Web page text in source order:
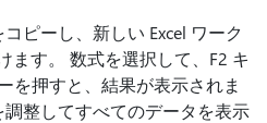
ピーし、新しい Excel ワーク
ます。 数式を選択して、F2 キ
を押すと、結果が表示されま
整してすべてのデータを表示